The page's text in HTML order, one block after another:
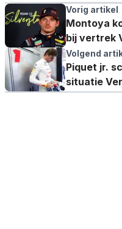
Vorig artikel
Montoya
bij vertrek
erbij'
Volgend
Piquet jr.
situatie
winnen'